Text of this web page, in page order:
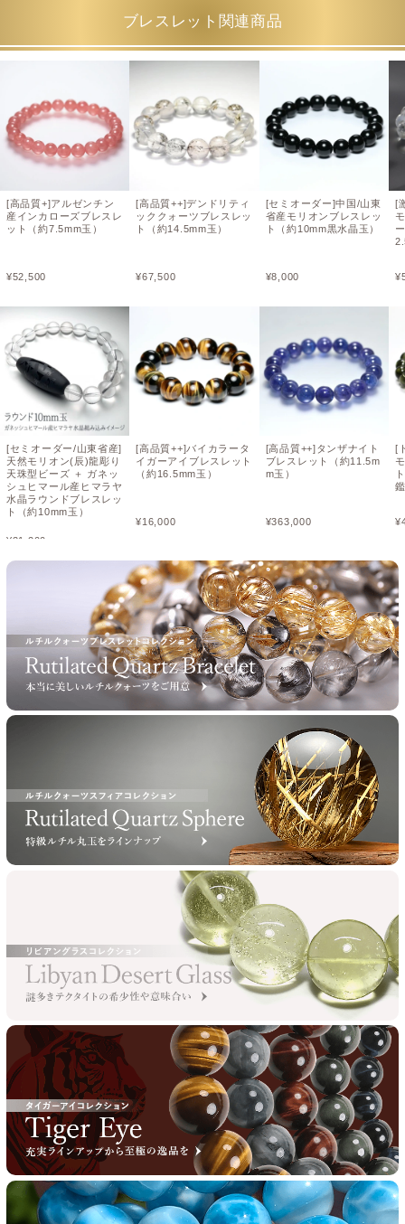
ブレスレット関連商品
[高品質+]アルゼンチン
産インカローズブレスレ
ット（約7.5mm玉）
¥52,500
[セミオーダー/山東省産]
天然モリオン(辰)龍彫り
天珠型ビーズ ＋ ガネッ
シュヒマール産ヒマラヤ
水晶ラウンドブレスレッ
ト（約10mm玉）
¥31,200
[高品質++]デンドリティ
ッククォーツブレスレッ
ト（約14.5mm玉）
¥67,500
[高品質++]バイカラータ
イガーアイブレスレット
（約16.5mm玉）
¥16,000
[セミオーダー]中国/山東
省産モリオンブレスレッ
ト（約10mm黒水晶玉）
¥8,000
[高品質++]タンザナイト
ブレスレット（約11.5m
m玉）
¥363,000
[
¥
[
¥